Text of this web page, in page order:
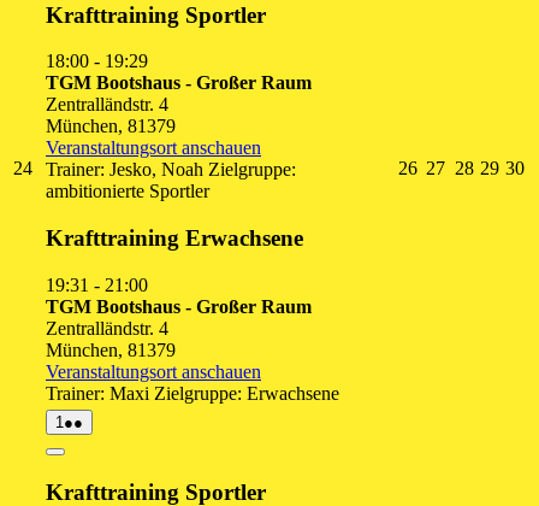
2424.
August
Krafttraining Sportler
18:00 - 19:29
TGM Bootshaus - Großer Raum
Zentralländstr. 4
München, 81379
Veranstaltungsort anschauen
Trainer: Jesko, Noah Zielgruppe:
ambitionierte Sportler
Krafttraining Erwachsene
19:31 - 21:00
TGM Bootshaus - Großer Raum
Zentralländstr. 4
München, 81379
Veranstaltungsort anschauen
Trainer: Maxi Zielgruppe: Erwachsene
2626.
2727.
2828.
2929.
30
1 1.
September
2026
●●
Veranstaltungen)
Close
Krafttraining Sportler